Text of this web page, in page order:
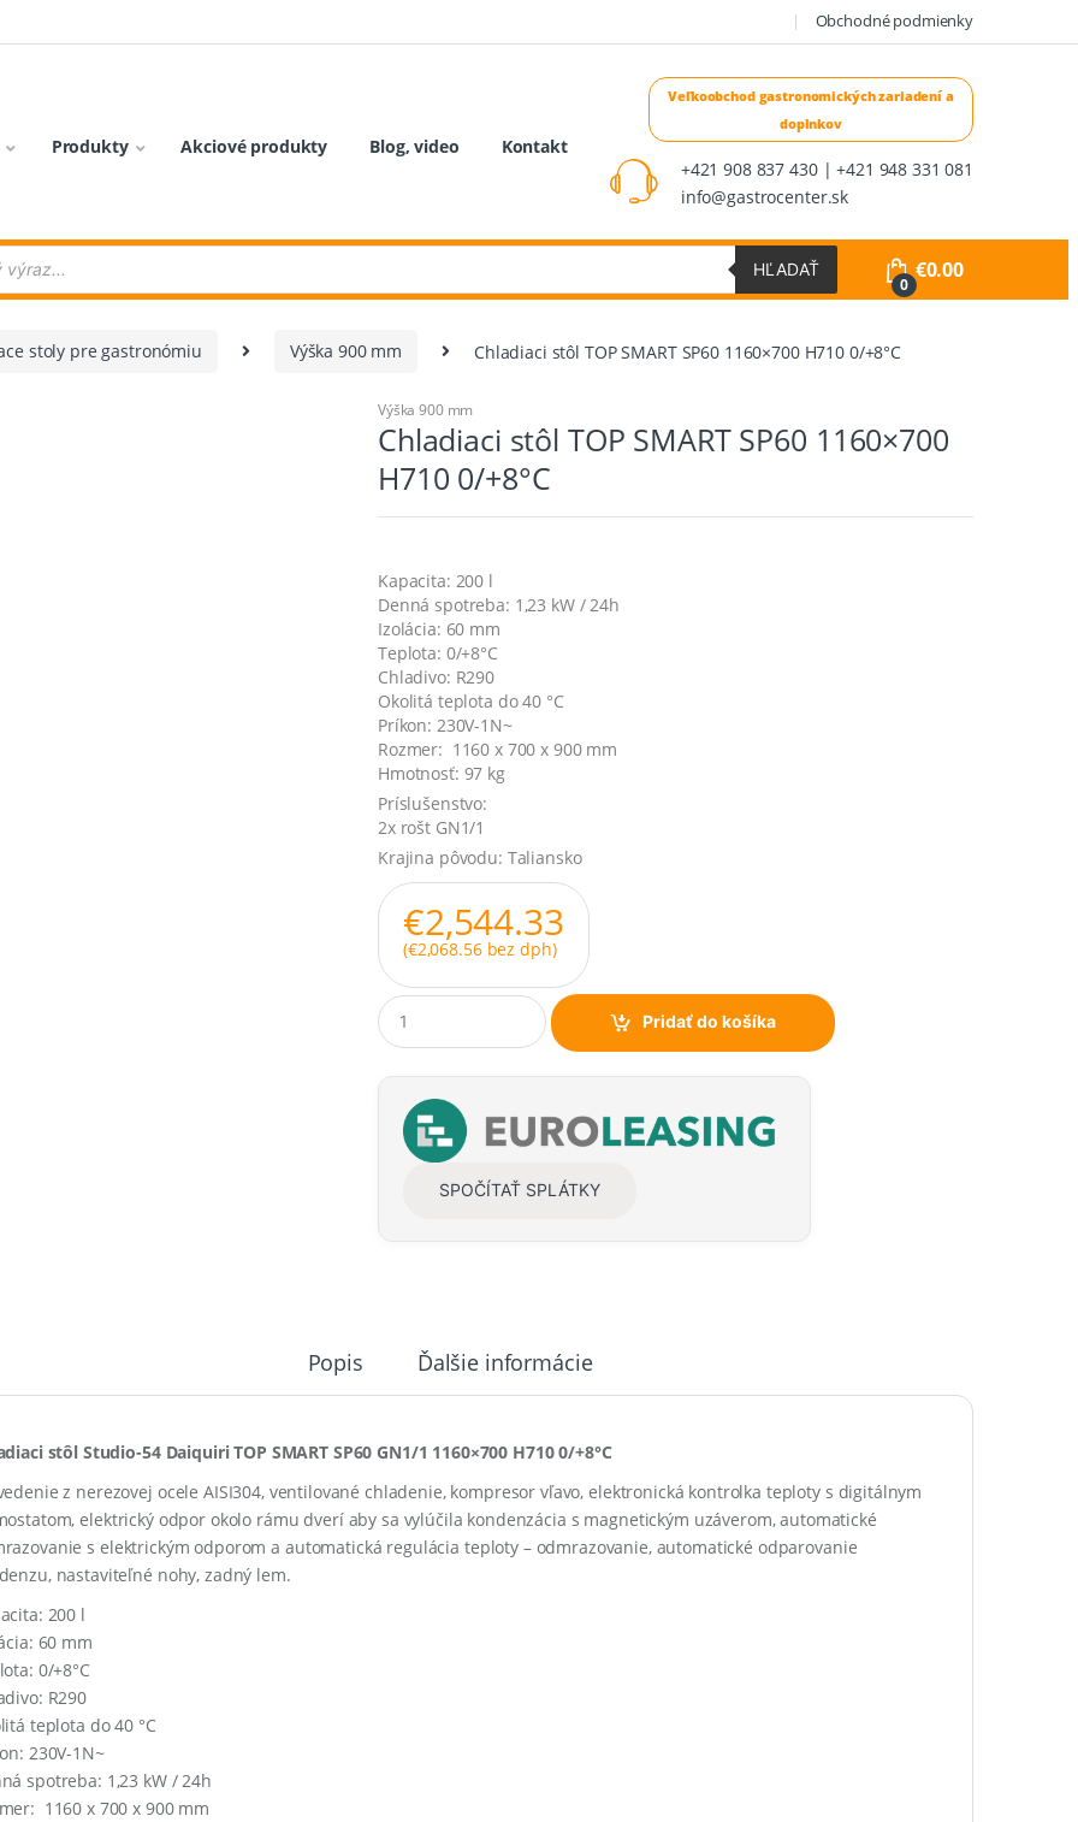
Obchodné podmienky
Produkty Akciové produkty Blog, video
Kontakt
+421 908 837 430 | +421 948 331 081
info@gastrocenter.sk
HĽADAŤ
0
€0.00
stoly pre gastronómiu Výška 900 mm Chladiaci stôl TOP SMART SP60 1160×700 H710 0/+8°C
Výška 900 mm
Chladiaci stôl TOP SMART SP60 1160×700
H710 0/+8°C
Kapacita: 200 l
Denná spotreba: 1,23 kW / 24h
Izolácia: 60 mm
Teplota: 0/+8°C
Chladivo: R290
Okolitá teplota do 40 °C
Príkon: 230V-1N~
Rozmer: 1160 x 700 x 900 mm
Hmotnosť: 97 kg
Príslušenstvo:
2x rošt GN1/1
Krajina pôvodu: Taliansko
€2,544.33
(€2,068.56bez dph)
Q
u
t
Pridať do košíka
SPOČÍTAŤ SPLÁTKY
Popis Ďalšie informácie
stôl Studio-54 Daiquiri TOP SMART SP60 GN1/1 1160×700 H710 0/+8°C
z nerezovej ocele AISI304, ventilované chladenie, kompresor vľavo, elektronická kontrolka teploty s digitálnym
elektrický odpor okolo rámu dverí aby sa vylúčila kondenzácia s magnetickým uzáverom, automatické
s elektrickým odporom a automatická regulácia teploty – odmrazovanie, automatické odparovanie
nastaviteľné nohy, zadný lem.
200 l
60 mm
0/+8°C
R290
teplota do 40 °C
230V-1N~
spotreba: 1,23 kW / 24h
1160 x 700 x 900 mm